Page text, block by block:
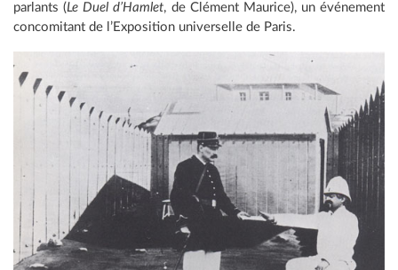
parlants (Le Duel d’Hamlet, de Clément Maurice), un événement
concomitant de l’Exposition universelle de Paris.